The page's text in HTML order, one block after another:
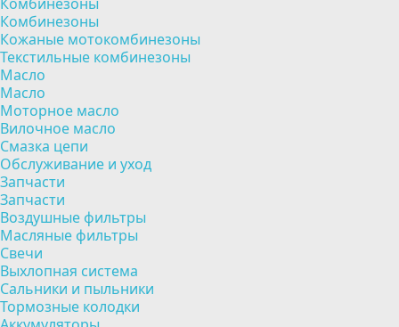
Комбинезоны
Кожаные мотокомбинезоны
Текстильные комбинезоны
Масло
Масло
Моторное масло
Вилочное масло
Смазка цепи
Обслуживание и уход
Запчасти
Запчасти
Воздушные фильтры
Масляные фильтры
Свечи
Выхлопная система
Сальники и пыльники
Тормозные колодки